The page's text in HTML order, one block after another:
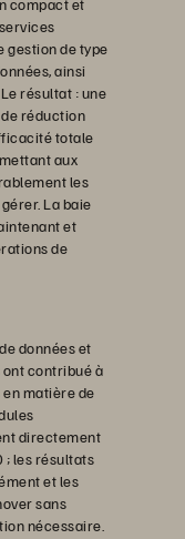
compact et
gestion de type
ainsi
résultat : une
réduction
totale
aux
les
La baie
et
de
données et
contribué à
matière de
directement
les résultats
et les
sans
nécessaire.